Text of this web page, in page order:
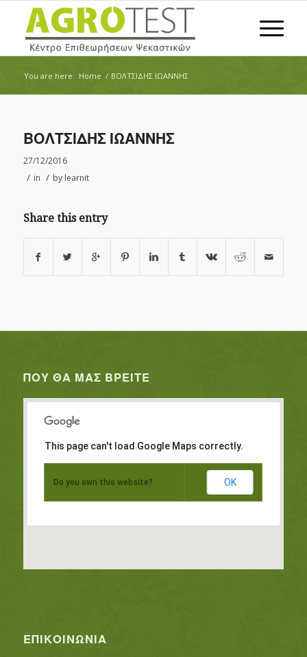
You are here: Home / ΒΟΛΤΣΙΔΗΣ ΙΩΑΝΝΗΣ
ΒΟΛΤΣΙΔΗΣ ΙΩΑΝΝΗΣ
27/12/2016
/ in / by learnit
Share this entry
ΠΟΥ ΘΑ ΜΑΣ ΒΡΕΊΤΕ
This page can't load Google Maps correctly.
Do you own this website? OK
ΕΠΙΚΟΙΝΩΝΊΑ